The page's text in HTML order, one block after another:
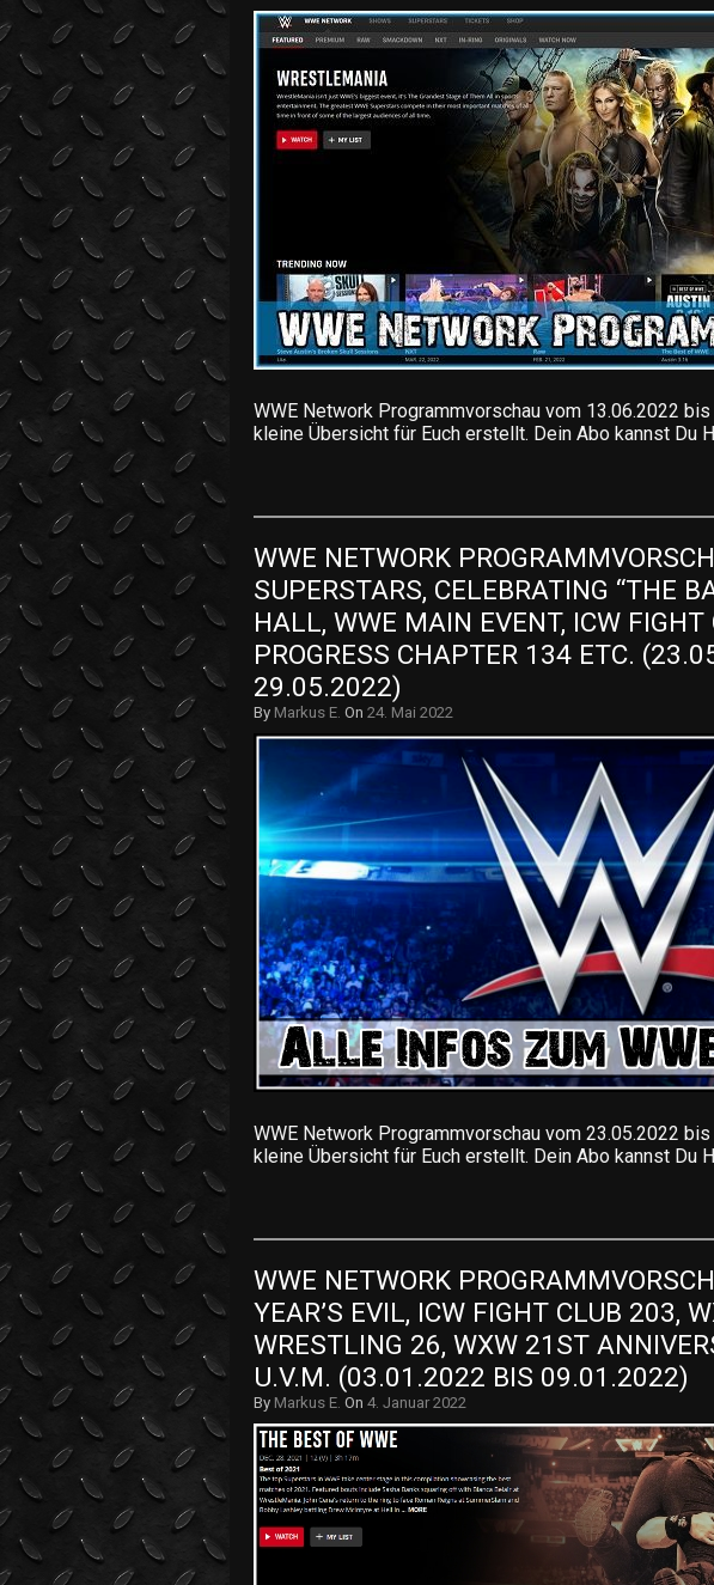
WWE Network Programmvorschau vom 13.06.2022
kleine Übersicht für Euch erstellt. Dein Abo kannst Du
WWE NETWORK
SUPERSTARS, CELEBRATING “THE
HALL, WWE MAIN EVENT, ICW
PROGRESS CHAPTER 134 ETC.
29.05.2022)
By Markus E. On 24. Mai 2022
WWE Network Programmvorschau vom 23.05.2022
kleine Übersicht für Euch erstellt. Dein Abo kannst Du
WWE NETWORK
YEAR’S EVIL, ICW FIGHT CLUB 203,
WRESTLING 26, WXW 21ST
U.V.M. (03.01.2022 BIS 09.01.2022)
By Markus E. On 4. Januar 2022